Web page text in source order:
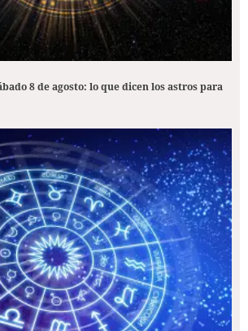
8 de agosto: lo que dicen los astros para